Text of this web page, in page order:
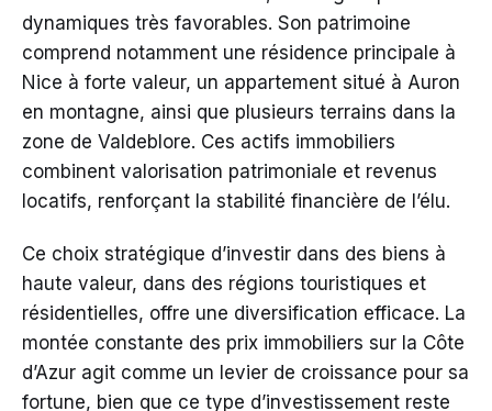
dynamiques très favorables. Son patrimoine
comprend notamment une résidence principale à
Nice à forte valeur, un appartement situé à Auron
en montagne, ainsi que plusieurs terrains dans la
zone de Valdeblore. Ces actifs immobiliers
combinent valorisation patrimoniale et revenus
locatifs, renforçant la stabilité financière de l’élu.
Ce choix stratégique d’investir dans des biens à
haute valeur, dans des régions touristiques et
résidentielles, offre une diversification efficace. La
montée constante des prix immobiliers sur la Côte
d’Azur agit comme un levier de croissance pour sa
fortune, bien que ce type d’investissement reste